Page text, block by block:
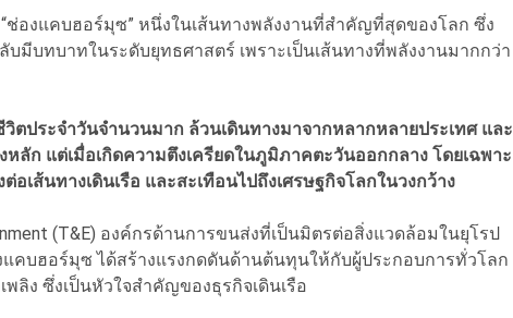
ช่องแคบฮอร์มุซ” หนึ่งในเส้นทางพลังงานที่สำคัญที่สุดของโลก ซึ่ง
บมีบทบาทในระดับยุทธศาสตร์ เพราะเป็นเส้นทางที่พลังงานมากกว่า
ประจำวันจำนวนมาก ล้วนเดินทางมาจากหลากหลายประเทศ และ
หลัก แต่เมื่อเกิดความตึงเครียดในภูมิภาคตะวันออกกลาง โดยเฉพาะ
อเส้นทางเดินเรือ และสะเทือนไปถึงเศรษฐกิจโลกในวงกว้าง
(T&E) องค์กรด้านการขนส่งที่เป็นมิตรต่อสิ่งแวดล้อมในยุโรป
คบฮอร์มุซ ได้สร้างแรงกดดันด้านต้นทุนให้กับผู้ประกอบการทั่วโลก
ลิง ซึ่งเป็นหัวใจสำคัญของธุรกิจเดินเรือ